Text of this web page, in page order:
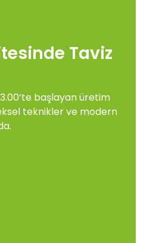
Taviz
başlayan üretim
teknikler ve modern